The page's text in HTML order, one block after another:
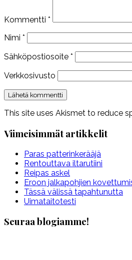
Kommentti *
Nimi *
Sähköpostiosoite *
Verkkosivusto
This site uses Akismet to reduce
Viimeisimmät artikkelit
Paras patterinkerääjä
Rentouttava iltarutiini
Reipas askel
Eroon jalkapohjien
Tässä välissä tapahtunutta
Uimataitotesti
Seuraa blogiamme!